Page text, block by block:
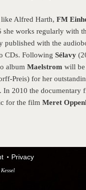
like Alfred Harth, FM
she works regularly with
published with the
CDs. Following Sélavy
album Maelstrom will be
Preis) for her
In 2010 the documentary
for the film Meret
Privacy